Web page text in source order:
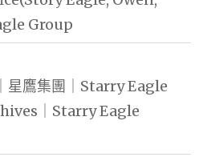
Group
星鷹集團｜Starry Eagle
｜Starry Eagle